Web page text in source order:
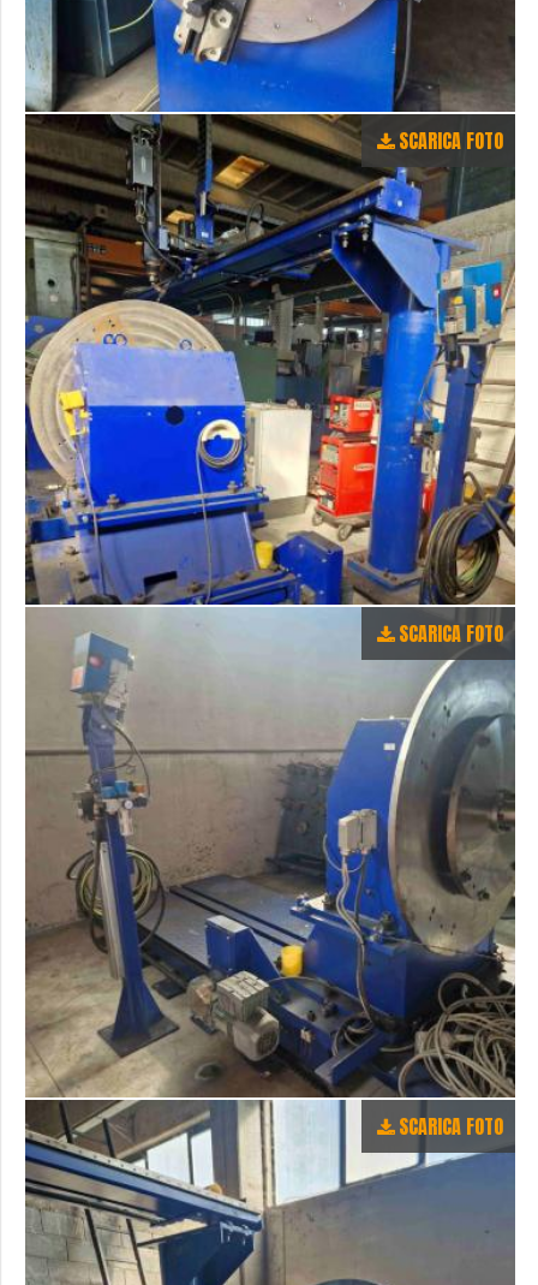
SCARICA FOTO
SCARICA FOTO
SCARICA FOTO